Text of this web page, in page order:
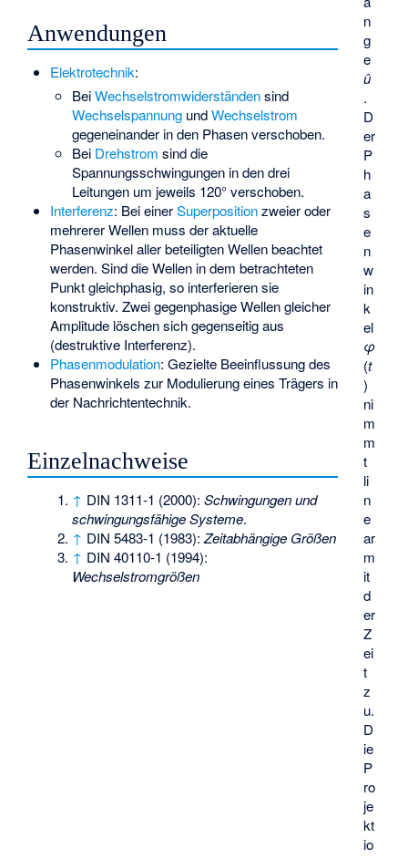
n
g
e
û
.
D
er
P
h
a
s
e
n
w
in
k
el
φ
(t
)
ni
m
m
t
li
n
e
ar
m
it
d
er
Z
ei
t
z
u.
D
ie
P
ro
je
kt
io
Anwendungen
Elektrotechnik:
BeiWechselstromwiderständensind
Wechselspannung undWechselstrom
gegeneinander in den Phasen verschoben.
Bei Drehstrom sind die
Spannungsschwingungen in den drei
Leitungen um jeweils 120° verschoben.
Interferenz: Bei einerSuperpositionzweier oder
mehrerer Wellen muss der aktuelle
Phasenwinkel aller beteiligten Wellen beachtet
werden. Sind die Wellen in dem betrachteten
Punkt gleichphasig, so interferieren sie
konstruktiv. Zwei gegenphasige Wellen gleicher
Amplitude löschen sich gegenseitig aus
(destruktive Interferenz).
Phasenmodulation: Gezielte Beeinflussung des
Phasenwinkels zur Modulierung eines Trägers in
der Nachrichtentechnik.
Einzelnachweise
↑ DIN 1311-1 (2000):Schwingungen und
schwingungsfähige Systeme.
↑ DIN 5483-1 (1983):Zeitabhängige Größen
↑ DIN 40110-1 (1994):
Wechselstromgrößen